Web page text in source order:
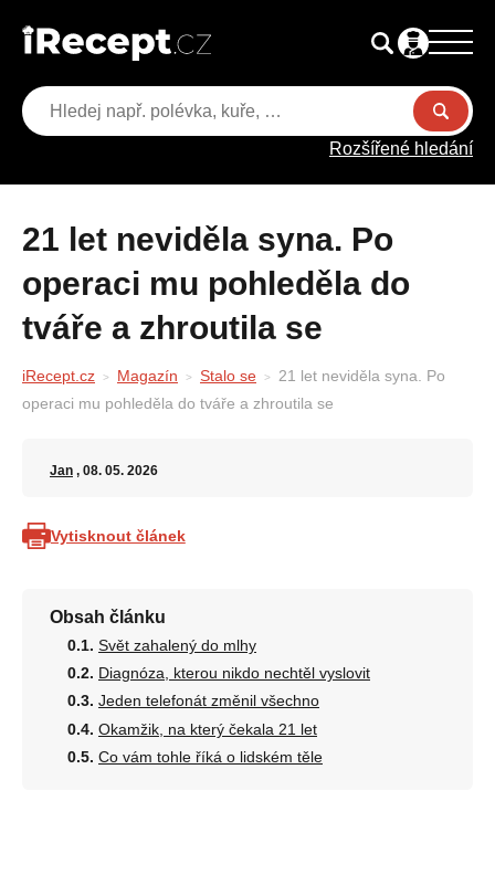
Rozšířené hledání
21 let neviděla syna. Po
operaci mu pohleděla do
tváře a zhroutila se
iRecept.cz Magazín Stalo se
21 let neviděla syna. Po
operaci mu pohleděla do tváře a zhroutila se
Jan , 08. 05. 2026
Vytisknout článek
Obsah článku
Svět zahalený do mlhy
Diagnóza, kterou nikdo nechtěl vyslovit
Jeden telefonát změnil všechno
Okamžik, na který čekala 21 let
Co vám tohle říká o lidském těle